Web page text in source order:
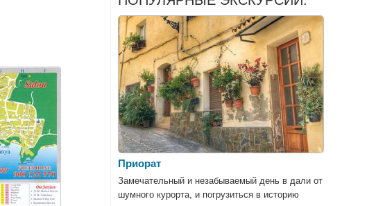
Приорат
Замечательный и незабываемый день в дали от
шумного курорта, и погрузиться в историю